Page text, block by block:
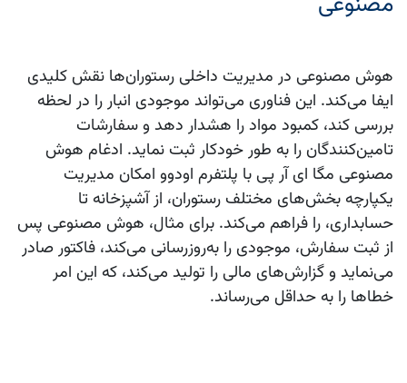
هوش مصنوعی در مدیریت داخلی رستوران‌ها نقش کلیدی
ایفا می‌کند. این فناوری می‌تواند موجودی انبار را در لحظه
بررسی کند، کمبود مواد را هشدار دهد و سفارشات
تامین‌کنندگان را به طور خودکار ثبت نماید. ادغام هوش
مصنوعی مگا ای آر پی با پلتفرم اودوو امکان مدیریت
یکپارچه بخش‌های مختلف رستوران، از آشپزخانه تا
حسابداری، را فراهم می‌کند. برای مثال، هوش مصنوعی پس
از ثبت سفارش، موجودی را به‌روزرسانی می‌کند، فاکتور صادر
می‌نماید و گزارش‌های مالی را تولید می‌کند، که این امر
خطاها را به حداقل می‌رساند.